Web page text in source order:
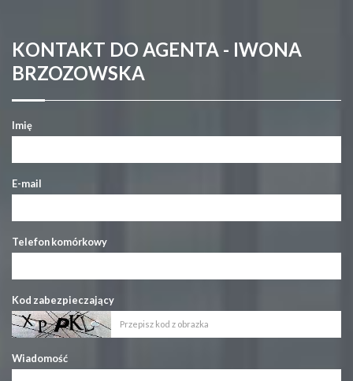
KONTAKT DO AGENTA - IWONA
BRZOZOWSKA
Imię
E-mail
Telefon komórkowy
Kod zabezpieczający
Wiadomość